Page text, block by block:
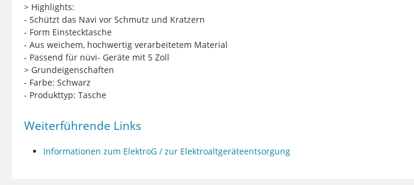
> Highlights:
- Schützt das Navi vor Schmutz und Kratzern
- Form Einstecktasche
- Aus weichem, hochwertig verarbeitetem Material
- Passend für nüvi- Geräte mit 5 Zoll
> Grundeigenschaften
- Farbe: Schwarz
- Produkttyp: Tasche
Weiterführende Links
Informationen zum ElektroG / zur Elektroaltgeräteentsorgung